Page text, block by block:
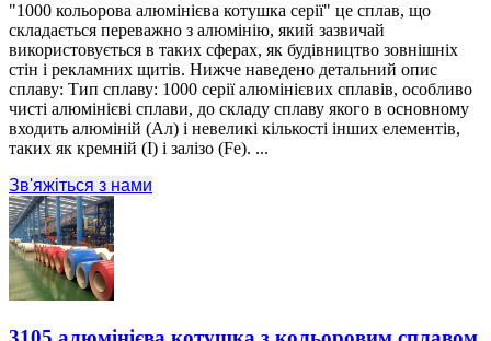
"1000 кольорова алюмінієва котушка серії" це сплав, що
складається переважно з алюмінію, який зазвичай
використовується в таких сферах, як будівництво зовнішніх
стін і рекламних щитів. Нижче наведено детальний опис
сплаву: Тип сплаву: 1000 серії алюмінієвих сплавів, особливо
чисті алюмінієві сплави, до складу сплаву якого в основному
входить алюміній (Ал) і невеликі кількості інших елементів,
таких як кремній (І) і залізо (Fe). ...
Зв'яжіться з нами